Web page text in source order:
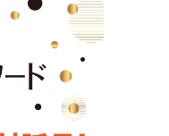
化
・レポート